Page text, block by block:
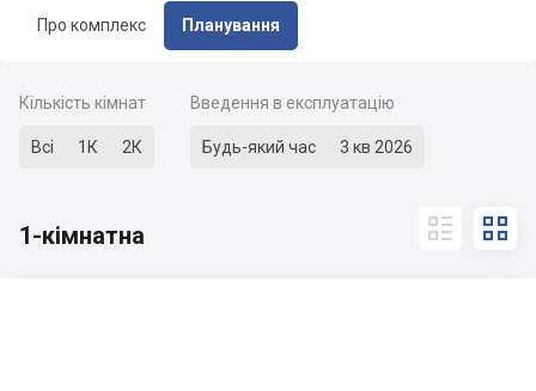
Про комплекс Планування
Кількість кімнат
Всі 1К 2К
Введення в експлуатацію
Будь-який час 3 кв 2026
1-кімнатна  